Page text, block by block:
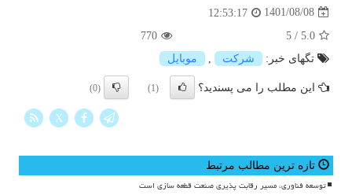
1401/08/08
12:53:17
5.0
/
5
770
تگهای خبر:
شركت , موبایل
این مطلب را می پسندید؟ (1)
(0)
X
تازه ترین مطالب مرتبط
توسعه فناوری، مسیر رقابت پذیری صنعت قطعه سازی است